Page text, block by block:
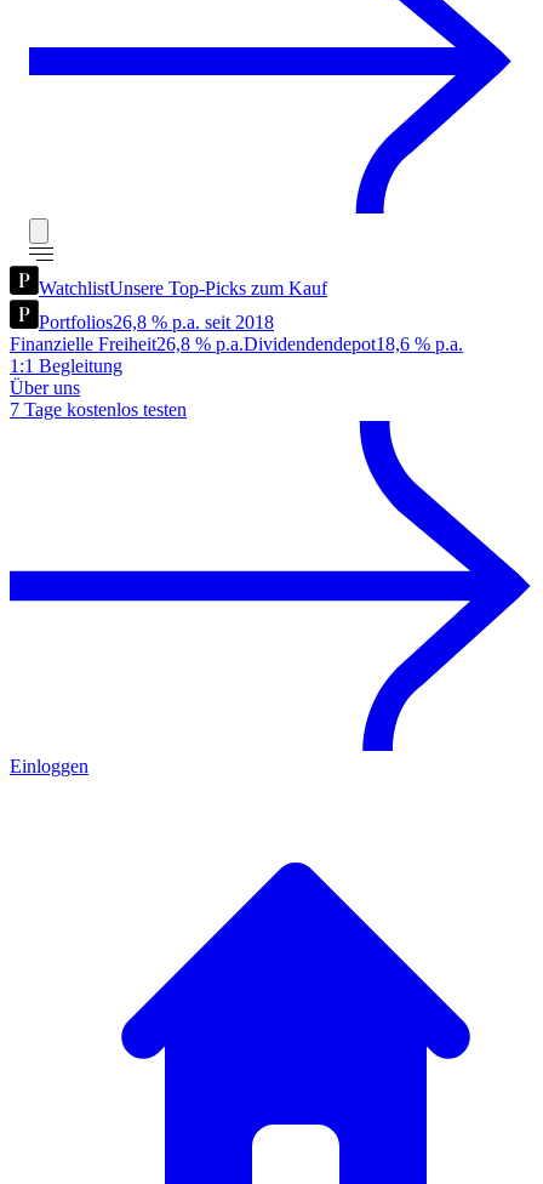
WatchlistUnsere Top-Picks zum Kauf
Portfolios26,8 % p.a. seit 2018
Finanzielle Freiheit26,8 % p.a.Dividendendepot18,6 % p.a.
1:1 Begleitung
Über uns
7 Tage kostenlos testen
Einloggen